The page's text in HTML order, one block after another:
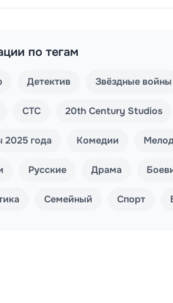
по тегам
Детектив Звёздные войны
СТС 20th Century Studios
года Комедии
Русские Драма
Семейный Спорт